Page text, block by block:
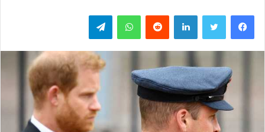
فيسبوك تويتر لينكدإن واتساب تيلقرام